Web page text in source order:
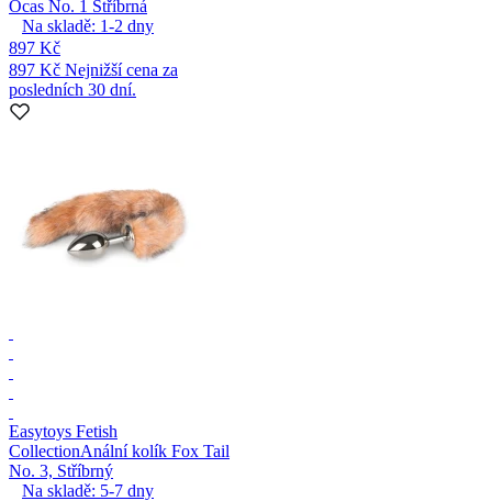
Ocas No. 1 Stříbrná
Na skladě: 1-2 dny
897 Kč
897 Kč Nejnižší cena za
posledních 30 dní.
Easytoys Fetish
CollectionAnální kolík Fox Tail
No. 3, Stříbrný
Na skladě: 5-7 dny